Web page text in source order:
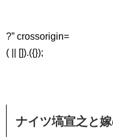
?” crossorigin=
( || []).({});
ナイツ塙宣之と